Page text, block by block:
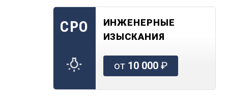
СРО
ИНЖЕНЕРНЫЕ
ИЗЫСКАНИЯ
от 10 000₽